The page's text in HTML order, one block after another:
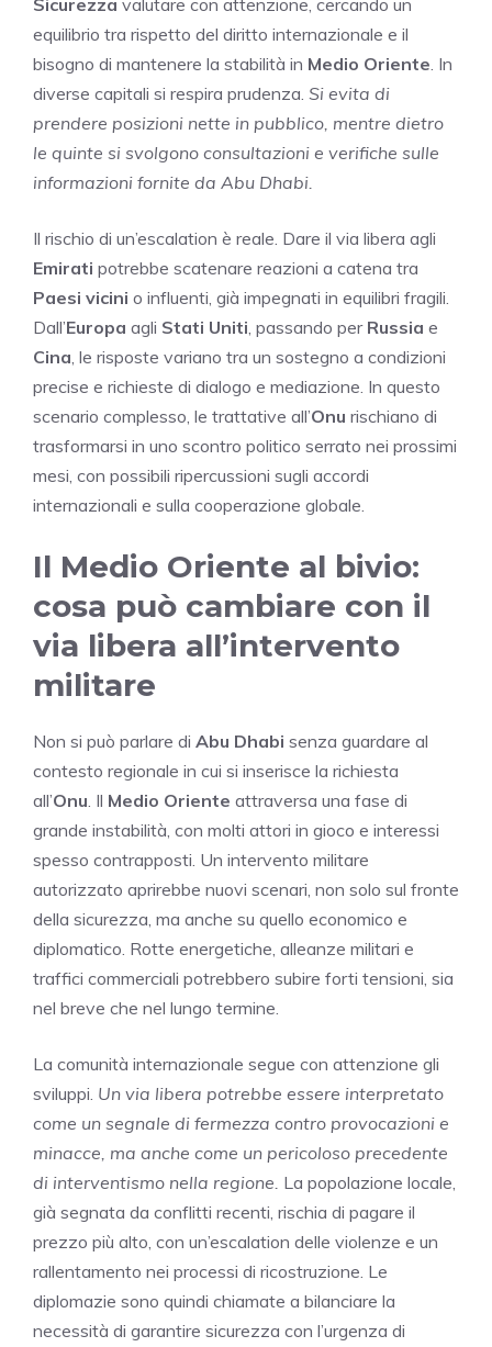
equilibrio tra rispetto del diritto internazionale e il
bisogno di mantenere la stabilità in Medio Oriente . In
diverse capitali si respira prudenza. Si evita di
prendere posizioni nette in pubblico, mentre dietro
le quinte si svolgono consultazioni e verifiche sulle
informazioni fornite da Abu Dhabi.
Il rischio di un’escalation è reale. Dare il via libera agli
Emirati potrebbe scatenare reazioni a catena tra
Paesi vicini o influenti, già impegnati in equilibri fragili.
Dall’Europa agli Stati Uniti , passando per Russia e
Cina , le risposte variano tra un sostegno a condizioni
precise e richieste di dialogo e mediazione. In questo
scenario complesso, le trattative all’Onu rischiano di
trasformarsi in uno scontro politico serrato nei prossimi
mesi, con possibili ripercussioni sugli accordi
internazionali e sulla cooperazione globale.
Il Medio Oriente al bivio:
cosa può cambiare con il
via libera all’intervento
militare
Non si può parlare di Abu Dhabi senza guardare al
contesto regionale in cui si inserisce la richiesta
all’Onu . Il Medio Oriente attraversa una fase di
grande instabilità, con molti attori in gioco e interessi
spesso contrapposti. Un intervento militare
autorizzato aprirebbe nuovi scenari, non solo sul fronte
della sicurezza, ma anche su quello economico e
diplomatico. Rotte energetiche, alleanze militari e
traffici commerciali potrebbero subire forti tensioni, sia
nel breve che nel lungo termine.
La comunità internazionale segue con attenzione gli
sviluppi. Un via libera potrebbe essere interpretato
come un segnale di fermezza contro provocazioni e
minacce, ma anche come un pericoloso precedente
di interventismo nella regione. La popolazione locale,
già segnata da conflitti recenti, rischia di pagare il
prezzo più alto, con un’escalation delle violenze e un
rallentamento nei processi di ricostruzione. Le
diplomazie sono quindi chiamate a bilanciare la
necessità di garantire sicurezza con l’urgenza di